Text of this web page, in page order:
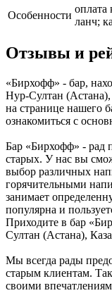
Особенности
оплата
ланч;
Отзывы и
«Бирхофф» - бар,
Нур-Султан (Астана),
на странице нашего
ознакомиться с
Бар «Бирхофф» - рад
старых. У нас вы
выбор различных
горячительными
занимает
популярна и
Приходите в бар
Султан (Астана),
Мы всегда рады
старым клиентам.
своими